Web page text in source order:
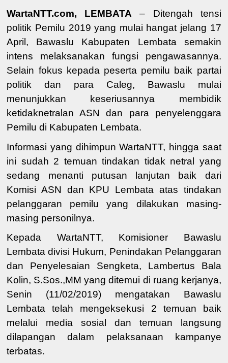
WartaNTT.com, LEMBATA – Ditengah tensi
politik Pemilu 2019 yang mulai hangat jelang 17
April, Bawaslu Kabupaten Lembata semakin
intens melaksanakan fungsi pengawasannya.
Selain fokus kepada peserta pemilu baik partai
politik dan para Caleg, Bawaslu mulai
menunjukkan keseriusannya membidik
ketidaknetralan ASN dan para penyelenggara
Pemilu di Kabupaten Lembata.
Informasi yang dihimpun WartaNTT, hingga saat
ini sudah 2 temuan tindakan tidak netral yang
sedang menanti putusan lanjutan baik dari
Komisi ASN dan KPU Lembata atas tindakan
pelanggaran pemilu yang dilakukan masing-
masing personilnya.
Kepada WartaNTT, Komisioner Bawaslu
Lembata divisi Hukum, Penindakan Pelanggaran
dan Penyelesaian Sengketa, Lambertus Bala
Kolin, S.Sos.,MM yang ditemui di ruang kerjanya,
Senin (11/02/2019) mengatakan Bawaslu
Lembata telah mengeksekusi 2 temuan baik
melalui media sosial dan temuan langsung
dilapangan dalam pelaksanaan kampanye
terbatas.